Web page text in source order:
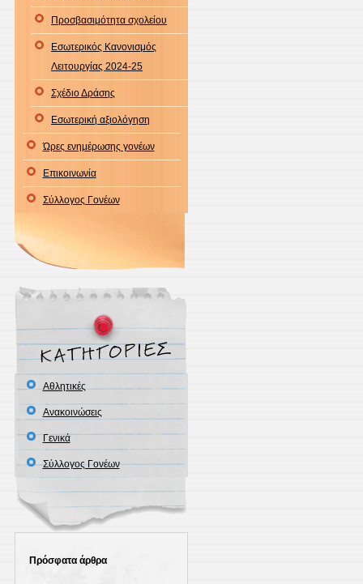
Προσβασιμότητα σχολείου
Εσωτερικός Κανονισμός
Λειτουργίας 2024-25
Σχέδιο Δράσης
Εσωτερική αξιολόγηση
Ώρες ενημέρωσης γονέων
Επικοινωνία
Σύλλογος Γονέων
Αθλητικές
Ανακοινώσεις
Γενικά
Σύλλογος Γονέων
Πρόσφατα άρθρα